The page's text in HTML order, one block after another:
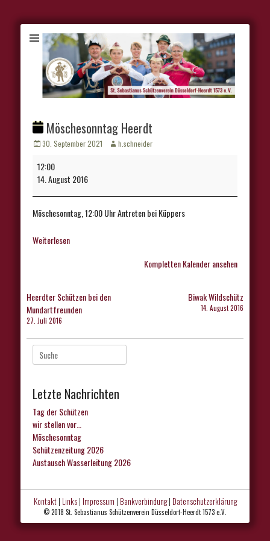
Möschesonntag Heerdt
Veröffentlicht
30. September 2021 Autorh.schneider
Möschesonntag
Heerdt
12:00
14. August 2016
Möschesonntag, 12:00 Uhr Antreten bei Küppers
Weiterlesen
Kompletten Kalender ansehen
Beitragsnavigation
Heerdter Schützen bei den
Mundartfreunden
27. Juli 2016
Biwak Wildschütz
14. August 2016
Suche
nach:
Letzte Nachrichten
Tag der Schützen
wir stellen vor…
Möschesonntag
Schützenzeitung 2026
Austausch Wasserleitung 2026
Kontakt| Links| Impressum | Bankverbindung| Datenschutzerklärung
© 2018 St. Sebastianus Schützenverein Düsseldorf-Heerdt 1573 e.V.